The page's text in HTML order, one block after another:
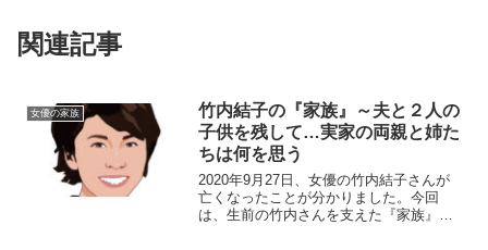
関連記事
女優の家族
竹内結子の『家族』～夫と２人の
子供を残して…実家の両親と姉た
ちは何を思う
2020年9月27日、女優の竹内結子さんが
亡くなったことが分かりました。今回
は、生前の竹内さんを支えた『家族』を